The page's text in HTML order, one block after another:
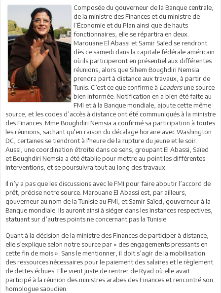
Composée du gouverneur de la Banque centrale,
de la ministre des Finances et du ministre de
l’Économie et du Plan ainsi que de hauts
fonctionnaires, elle se répartira en deux.
Marouane El Abassi et Samir Saïed se rendront
dès ce samedi dans la capitale fédérale américain
où ils participeront en présentiel aux différentes
réunions, alors que Sihem Boughdiri Nemsia
prendra part à distance aux travaux, à partir de
Tunis. C’est ce que confirme à Leadersune source
bien informée. Notification en a bien été faite au
FMI et à la Banque mondiale, ajoute cette même
source, et les codes d’accès à distance ont été communiqués à la ministre
des Finances. Mme Boughdiri Nemsia a confirmé sa participation à toutes
les réunions, sachant qu'en raison du décalage horaire avec Washington
DC, certaines se tiendront à l'heure de la rupture du jeune et le soir.
Aussi, une coordination étroite dans ce sens, groupant El Abassi, Saïed
et Boughdiri Nemsia a été établie pour mettre au point les différentes
interventions, et se poursuivra tout au long des travaux.
Il n’y a pas que les discussions avec le FMI pour faire aboutir l’accord de
prêt, précise notre source. Marouane El Abassi est, par ailleurs,
gouverneur au nom de la Tunisie au FMI, et Samir Saïed, gouverneur à la
Banque mondiale. Ils auront ainsi à siéger dans les instances respectives,
statuant sur d’autres points ne concernant pas la Tunisie.
Quant à la décision de la ministre des Finances de participer à distance,
elle s’explique selon notre source par « des engagements pressants en
cette fin de mois ». Sans le mentionner, il doit s’agir de la mobilisation
des ressources nécessaires pour le paiement des salaires et le règlement
de dettes échues. Elle vient juste de rentrer de Ryad où elle avait
participé à la réunion des ministres arabes des Finances et rencontré son
homologue saoudien.